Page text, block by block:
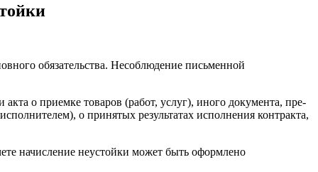
обязательства. Несоблюдение письменной
о приемке товаров (работ, услуг), иного документа, пре­
о принятых результатах исполнения контракта,
начисление неустойки может быть оформлено